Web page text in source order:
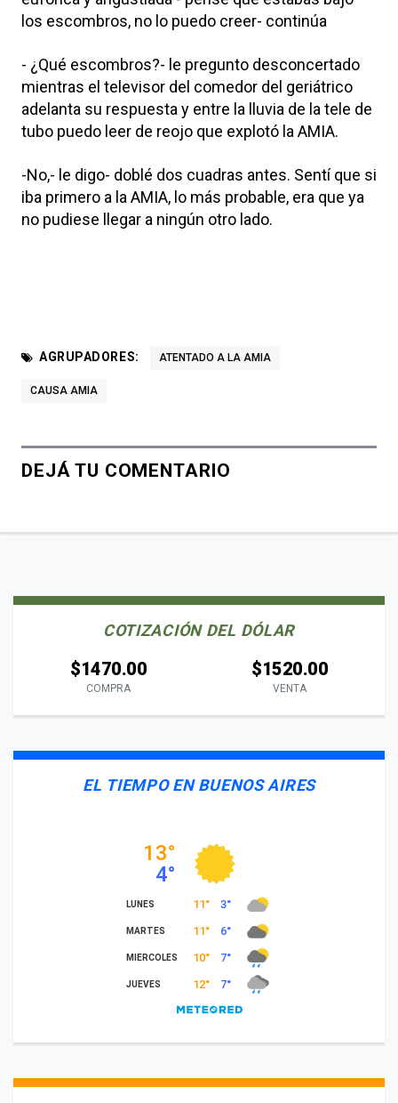
los escombros, no lo puedo creer- continúa
- ¿Qué escombros?- le pregunto desconcertado
mientras el televisor del comedor del geriátrico
adelanta su respuesta y entre la lluvia de la tele de
tubo puedo leer de reojo que explotó la AMIA.
-No,- le digo- doblé dos cuadras antes. Sentí que si
iba primero a la AMIA, lo más probable, era que ya
no pudiese llegar a ningún otro lado.
AGRUPADORES: ATENTADO A LA AMIA
CAUSA AMIA
DEJÁ TU COMENTARIO
COTIZACIÓN DEL DÓLAR
$1470.00
COMPRA
$1520.00
VENTA
EL TIEMPO EN BUENOS AIRES